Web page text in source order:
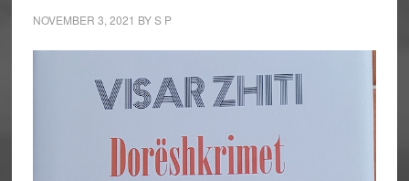
NOVEMBER 3, 2021 BYS P